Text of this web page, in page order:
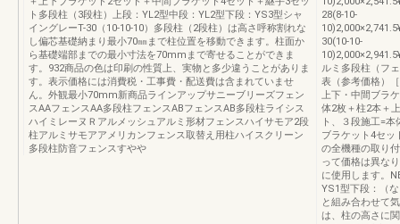
ト多段柱（3段柱）上段：YL2型中段：YL2型下段：YS3型シャ
イングレーT-30（10-10-10）多段柱（2段柱）は高さ呼称割れな
し偏芯基礎納まり最小70㎜まで柱位置を移動できます。柱面か
ら基礎端部までの最小寸法を70mmまで寄せることができま
す。932商品の色は印刷の性質上、実物と多少違うことがありま
す。表示価格には消費税・工事費・配送費は含まれていませ
ん。外観最小70mm新商品ラインアップサニーブリーズフェン
スAAフェンスAA多段柱フェンスABフェンスAB多段柱ライシス
ハイミレーヌＲアルメッシュアルミ形材フェンスハイサモア2段
柱アルミサモアアメリカンフェンス取替え用柱ハイスクリーン
多段柱防音フェンスすやや
28(8-10-
30(10-10-
ルミ多段柱（フ
表（参考価格）
上下・中間ブラ
体2枚＋柱2本＋
ト、３段施工=
ブラケット4セッ
の全機種の取り
って価格は異な
に使用します。
YS1型下段：（
と組み合わせて
は、柱の高さに